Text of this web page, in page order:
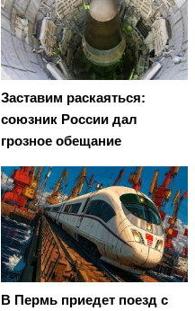
Заставим раскаяться:
союзник России дал
грозное обещание
В Пермь приедет поезд с